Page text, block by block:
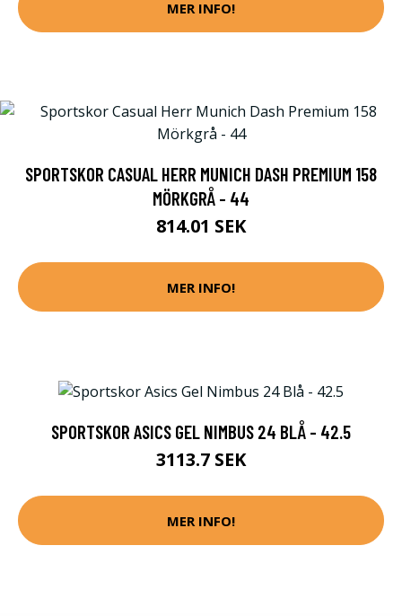
MER INFO!
SPORTSKOR CASUAL HERR MUNICH DASH PREMIUM 158
MÖRKGRÅ - 44
814.01 SEK
MER INFO!
SPORTSKOR ASICS GEL NIMBUS 24 BLÅ - 42.5
3113.7 SEK
MER INFO!